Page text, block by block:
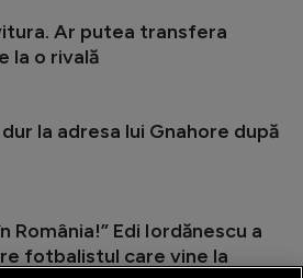
Ar putea transfera
la o rivală
la adresa lui Gnahore după
România!” Edi Iordănescu a
fotbalistul care vine la